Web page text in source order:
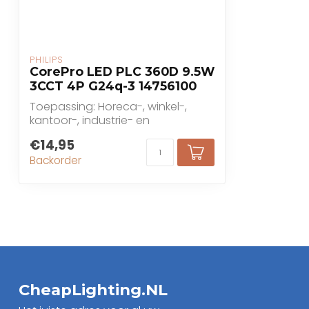
PHILIPS
CorePro LED PLC 360D 9.5W
3CCT 4P G24q-3 14756100
Toepassing: Horeca-, winkel-,
kantoor-, industrie- en
€14,95
Backorder
CheapLighting.NL